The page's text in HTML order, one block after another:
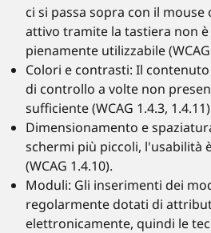
ci si passa sopra con il
attivo tramite la tastiera non
pienamente utilizzabile (WCAG
Colori e contrasti: Il
di controllo a volte non
sufficiente (WCAG 1.4.3,
Dimensionamento e
schermi più piccoli, l'usabilità
(WCAG 1.4.10).
Moduli: Gli inserimenti dei
regolarmente dotati di
elettronicamente, quindi le